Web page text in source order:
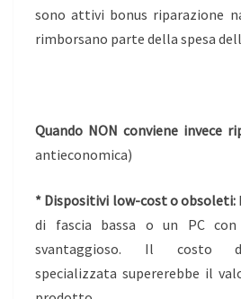
sono attivi bonus riparazione
rimborsano parte della spesa
Quando NON conviene invece
antieconomica)
* Dispositivi low-cost o obsoleti:
di fascia bassa o un PC
svantaggioso. Il costo
specializzata supererebbe il